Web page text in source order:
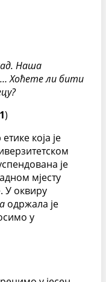
Наша
Хоћете ли бити
)
која је
је
мјесту
У оквиру
одржала је
у